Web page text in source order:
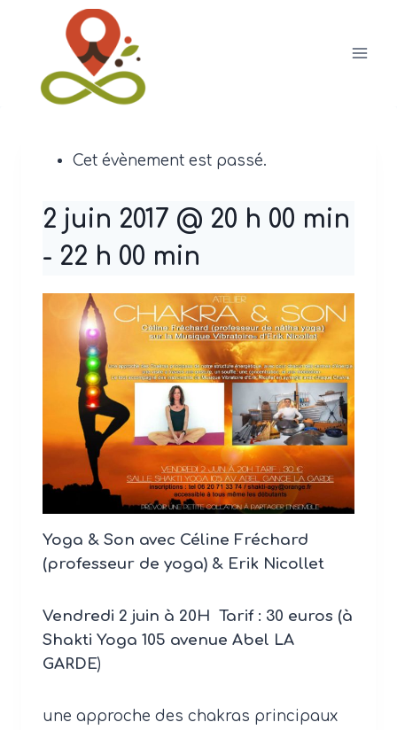
Cet évènement est passé.
2 juin 2017 @ 20 h 00 min
- 22 h 00 min
Yoga & Son avec Céline Fréchard
(professeur de yoga) & Erik Nicollet
Vendredi 2 juin à 20H Tarif : 30 euros (à
Shakti Yoga 105 avenue Abel LA
GARDE)
une approche des chakras principaux